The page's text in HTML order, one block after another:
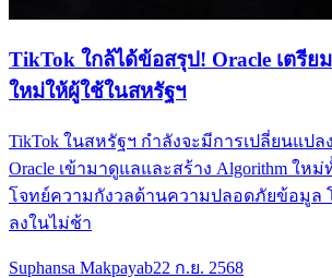
TikTok ใกล้ได้ข้อสรุป! Oracle เตรี
ใหม่ให้ผู้ใช้ในสหรัฐฯ
TikTok ในสหรัฐฯ กำลังจะมีการเปลี่ยนแปล
Oracle เข้ามาดูแลและสร้าง Algorithm ให
โจทย์ความกังวลด้านความปลอดภัยข้อมูล
ลงในไม่ช้า
Suphansa Makpayab22 ก.ย. 2568